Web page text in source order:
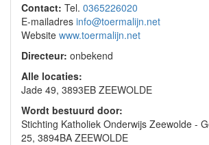
Contact: Tel. 0365226020
E-mailadres info@toermalijn.net
Website www.toermalijn.net
Directeur: onbekend
Alle locaties:
Jade 49, 3893EB ZEEWOLDE
Wordt bestuurd door:
Stichting Katholiek Onderwijs Zeewolde -
25, 3894BA ZEEWOLDE